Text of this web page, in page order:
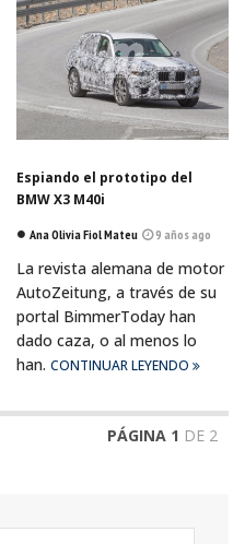
Espiando el prototipo del
BMW X3 M40i
Ana Olivia Fiol Mateu 9 años ago
La revista alemana de motor
AutoZeitung, a través de su
portal BimmerToday han
dado caza, o al menos lo
han. CONTINUAR LEYENDO
PÁGINA 1 DE 2